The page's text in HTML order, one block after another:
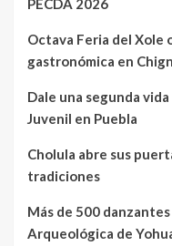
PECDA 2026
Octava Feria del Xole
gastronómica en
Dale una segunda
Juvenil en Puebla
Cholula abre sus
tradiciones
Más de 500
Arqueológica de